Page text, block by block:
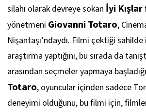
silahı olarak devreye sokan İyi Kışlar
yönetmeni Giovanni Totaro,
Nişantaşı’ndaydı. Filmi çektiği sahilde
araştırma yaptığını, bu sırada da
arasından seçmeler yapmaya
Totaro, oyuncular içinden sadece
deneyimi olduğunu, bu filmi için,